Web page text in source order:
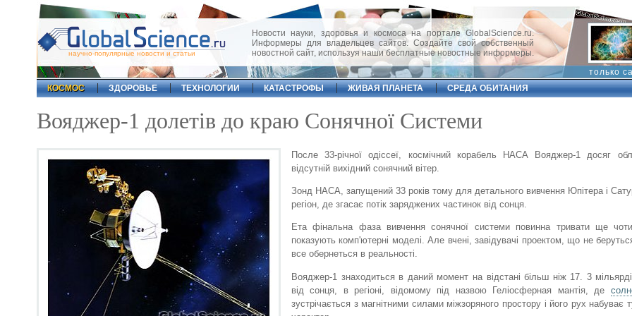
научно-популярные новости и статьи
Новости науки, здоровья и космоса на портале GlobalScience.ru.
Информеры для владельцев сайтов. Создайте свой собственный
новостной сайт, используя наши бесплатные новостные информеры.
только
КОСМОС
ЗДОРОВЬЕ ТЕХНОЛОГИИ КАТАСТРОФЫ ЖИВАЯ ПЛАНЕТА СРЕДА ОБИТАНИЯ
Вояджер-1 долетів до краю Сонячної Системи
После 33-річної одіссеї, космічний корабель НАСА Вояджер-1 досяг
відсутній вихідний сонячний вітер.
Зонд НАСА, запущений 33 років тому для детального вивчення Юпітера і
регіон, де згасає потік заряджених частинок від сонця.
Ета фінальна фаза вивчення сонячної системи повинна тривати ще
показують комп'ютерні моделі. Але вчені, завідувачі проектом, що не
все обернеться в реальності.
Вояджер-1 знаходиться в даний момент на відстані більш ніж 17. 3
від сонця, в регіоні, відомому під назвою Геліосферная мантія, де
зустрічається з магнітними силами міжзоряного простору і його рух набуває